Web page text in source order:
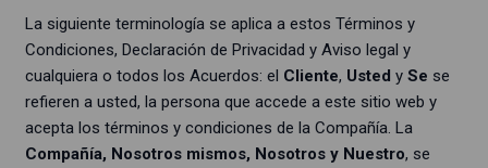
La siguiente terminología se aplica a estos Términos y
Condiciones, Declaración de Privacidad y Aviso legal y
cualquiera o todos los Acuerdos: el Cliente, Usted y Se se
refieren a usted, la persona que accede a este sitio web y
acepta los términos y condiciones de la Compañía. La
Compañía, Nosotros mismos, Nosotros y Nuestro, se